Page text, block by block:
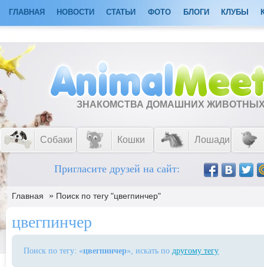
ГЛАВНАЯ НОВОСТИ СТАТЬИ ФОТО БЛОГИ КЛУБЫ
ЗНАКОМСТВА ДОМАШНИХ
Собаки Кошки Лошади
Пригласите друзей на сайт:
Главная » Поиск по тегу "цвегпинчер"
цвегпинчер
Поиск по тегу: «цвегпинчер», искать по другому тегу